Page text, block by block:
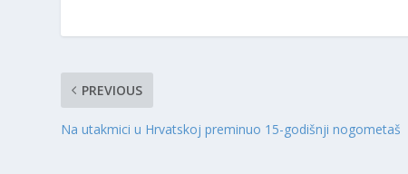
PREVIOUS
Na utakmici u Hrvatskoj preminuo 15-godišnji nogometaš